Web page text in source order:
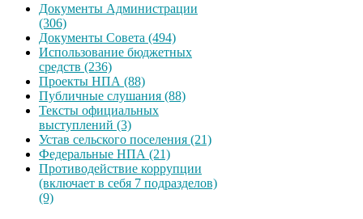
Документы Администрации
(306)
Документы Совета (494)
Использование бюджетных
средств (236)
Проекты НПА (88)
Публичные слушания (88)
Тексты официальных
выступлений (3)
Устав сельского поселения (21)
Федеральные НПА (21)
Противодействие коррупции
(включает в себя 7 подразделов)
(9)